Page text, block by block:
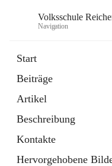
Volksschule
Navigation
Start
Beiträge
Artikel
Beschreibung
Kontakte
Hervorgehobene
Externe Webseite
in
Tab
Toni Klix Maustraining
Externe Webseite
öffnet
in
neuem
Tab